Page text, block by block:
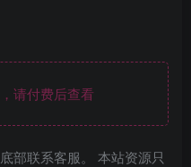
请付费后查看
部联系客服。 本站资源只